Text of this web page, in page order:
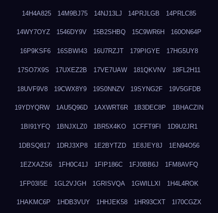
14H4A825 14M9BJ75 14NJ13LJ 14PRJLGB 14PRLC85
14WY7OYZ 1546DY9V 15B2SHBQ 15C9WR6H 160ON64P
16P9KSF6 16SBWI43 16U7RZJT 179PIGYE 17HG5UY8
17SO7X9S 17UXEZ2B 17VE7UAW 181QKVNV 18FL2H11
18UVF9V8 19CWX8Y9 19S0NNZV 19SYNG2F 19V5GFDB
19YDYQRW 1AU5Q96D 1AXWRT6R 1B3DEC8P 1BHACZIN
1BI91YFQ 1BNJXLZ0 1BR5X4KO 1CFFT9FI 1D9U2JR1
1DBSQ817 1DRJ3XP8 1E2BYTZD 1E8JEY8J 1EN94O56
1EZXAZS6 1FH0C41J 1FIP186C 1FJ0BB6J 1FM8AVFQ
1FP03I5E 1GL2VJGH 1GRISVQA 1GWILLXI 1H4L4ROK
1HAKMC6P 1HDB3VUY 1HHJEK58 1HR93CXT 1I70CGZX